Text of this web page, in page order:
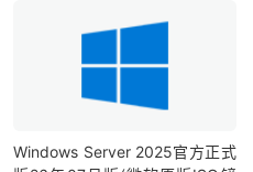
Windows Server 2025官方正式